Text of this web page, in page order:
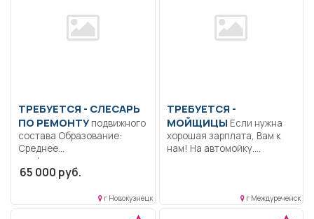
ТРЕБУЕТСЯ - СЛЕСАРЬ
ПО РЕМОНТУподвижного
состава Образование:
Среднее
профессиональное
образование.. Ремонт
65 000 руб.
г Новокузнецк
ТРЕБУЕТСЯ -
МОЙЩИЦЫЕсли нужна
хорошая зарплата, Вам к
нам! На автомойку....
г Междуреченск